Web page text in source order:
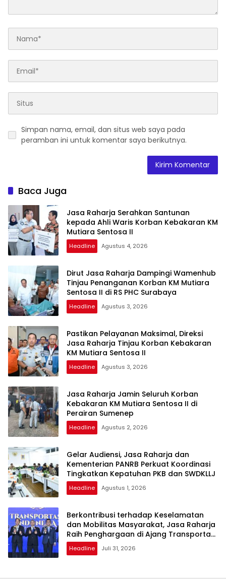
Simpan nama, email, dan situs web saya pada
peramban ini untuk komentar saya berikutnya.
Baca Juga
Jasa Raharja Serahkan Santunan
kepada Ahli Waris Korban Kebakaran KM
Mutiara Sentosa II
Headline Agustus 4, 2026
Dirut Jasa Raharja Dampingi Wamenhub
Tinjau Penanganan Korban KM Mutiara
Sentosa II di RS PHC Surabaya
Headline Agustus 3, 2026
Pastikan Pelayanan Maksimal, Direksi
Jasa Raharja Tinjau Korban Kebakaran
KM Mutiara Sentosa II
Headline Agustus 3, 2026
Jasa Raharja Jamin Seluruh Korban
Kebakaran KM Mutiara Sentosa II di
Perairan Sumenep
Headline Agustus 2, 2026
Gelar Audiensi, Jasa Raharja dan
Kementerian PANRB Perkuat Koordinasi
Tingkatkan Kepatuhan PKB dan SWDKLLJ
Headline Agustus 1, 2026
Berkontribusi terhadap Keselamatan
dan Mobilitas Masyarakat, Jasa Raharja
Raih Penghargaan di Ajang Transportasi
Indonesia Awards 2026
Headline Juli 31, 2026